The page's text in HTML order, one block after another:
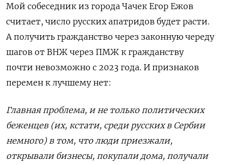
Мой собеседник из города Чачек Егор Ежов
считает, число русских апатридов будет расти.
А получить гражданство через законную череду
шагов от ВНЖ через ПМЖ к гражданству
почти невозможно с 2023 года. И признаков
перемен к лучшему нет:
Главная проблема, и не только политических
беженцев (их, кстати, среди русских в Сербии
немного) в том, что люди приезжали,
открывали бизнесы, покупали дома, получали